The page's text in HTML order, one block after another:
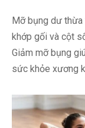
Mỡ bụng dư
khớp gối và cột
Giảm mỡ bụng
sức khỏe xương